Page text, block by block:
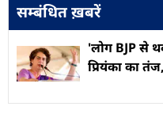
सम्बंधित ख़बरें
'लोग BJP से
प्रियंका का